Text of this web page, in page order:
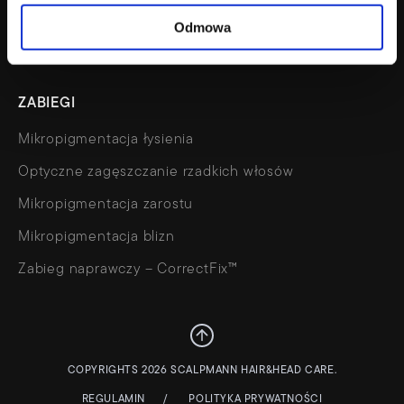
Odmowa
Wizualizacja wyglądu
ZABIEGI
Mikropigmentacja łysienia
Optyczne zagęszczanie rzadkich włosów
Mikropigmentacja zarostu
Mikropigmentacja blizn
Zabieg naprawczy – CorrectFix™
COPYRIGHTS 2026 SCALPMANN HAIR&HEAD CARE.
REGULAMIN POLITYKA PRYWATNOŚCI